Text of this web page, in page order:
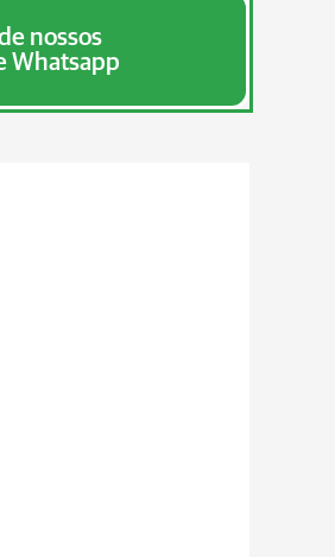
nossos
Whatsapp